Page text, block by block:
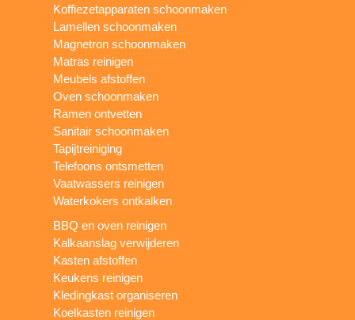
Koffiezetapparaten schoonmaken
Lamellen schoonmaken
Magnetron schoonmaken
Matras reinigen
Meubels afstoffen
Oven schoonmaken
Ramen ontvetten
Sanitair schoonmaken
Tapijtreiniging
Telefoons ontsmetten
Vaatwassers reinigen
Waterkokers ontkalken
BBQ en oven reinigen
Kalkaanslag verwijderen
Kasten afstoffen
Keukens reinigen
Kledingkast organiseren
Koelkasten reinigen